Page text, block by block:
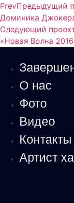
PrevПредыдущий
Доминика
Следующий
«Новая Волна
О нас
Фото
Видео
Контакты
Артист